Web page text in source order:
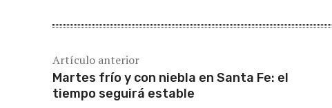
Artículo anterior
Martes frío y con niebla en Santa Fe: el
tiempo seguirá estable